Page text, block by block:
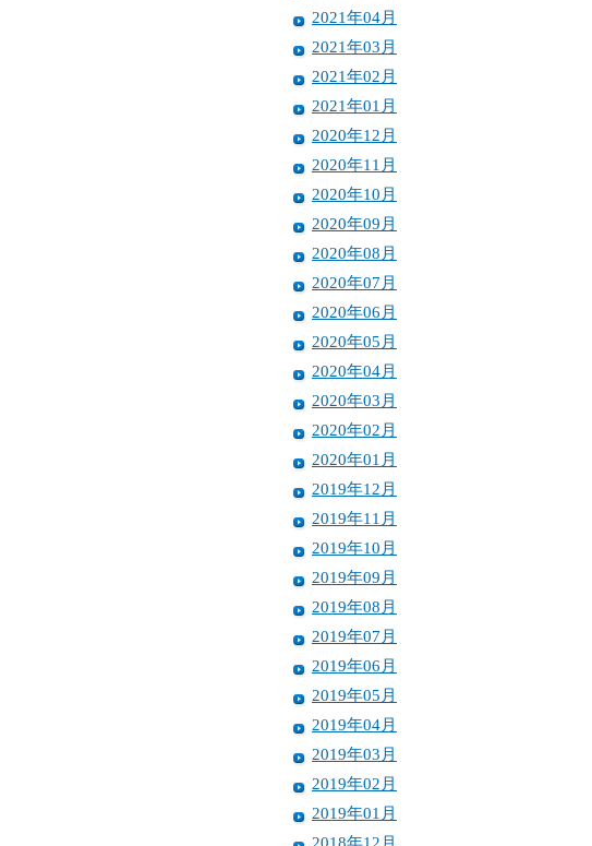
2021年04月
2021年03月
2021年02月
2021年01月
2020年12月
2020年11月
2020年10月
2020年09月
2020年08月
2020年07月
2020年06月
2020年05月
2020年04月
2020年03月
2020年02月
2020年01月
2019年12月
2019年11月
2019年10月
2019年09月
2019年08月
2019年07月
2019年06月
2019年05月
2019年04月
2019年03月
2019年02月
2019年01月
2018年12月